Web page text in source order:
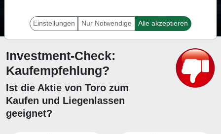
Investment-Check:
Kaufempfehlung?
Ist die Aktie von Toro zum
Kaufen und Liegenlassen
geeignet?
Einstellungen Nur Notwendige Alle akzeptieren